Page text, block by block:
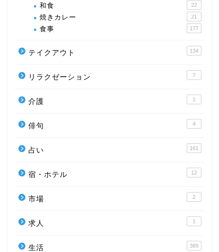
和食 22
焼きカレー 21
食事 177
テイクアウト 134
リラクゼーション 7
介護 1
俳句 4
占い 161
宿・ホテル 12
市場 2
求人 1
生活 389